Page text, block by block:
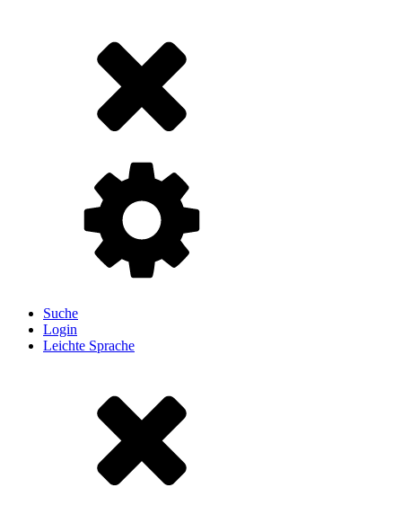
Suche
Login
Leichte Sprache